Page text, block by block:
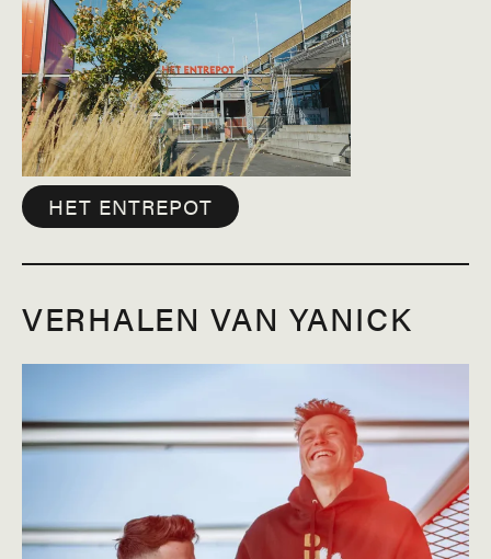
HET ENTREPOT
VERHALEN VAN YANICK